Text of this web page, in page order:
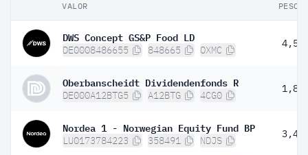
VALOR PESO
DWS Concept GS&P Food LD
DE0008486655 848665 OXMC
4,50
Oberbanscheidt Dividendenfonds R
DE000A12BTG5 A12BTG 4CG0
1,89
Nordea 1 - Norwegian Equity Fund BP
LU0173784223 358491 NDJS
3,44